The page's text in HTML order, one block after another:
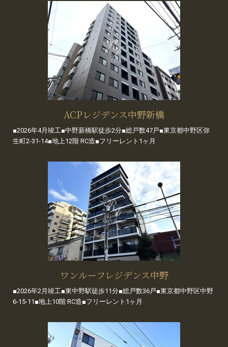
ACPレジデンス中野新橋
■2026年4月竣工■中野新橋駅徒歩2分■総戸数47戸■東京都中野区弥
生町2-31-14■地上12階 RC造■フリーレント1ヶ月
ワンルーフレジデンス中野
■2026年2月竣工■東中野駅徒歩11分■総戸数36戸■東京都中野区中野
6-15-11■地上10階 RC造■フリーレント1ヶ月